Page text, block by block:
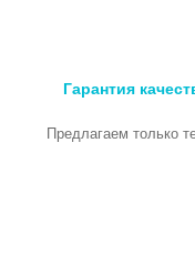
Гарантия
Предлагаем только